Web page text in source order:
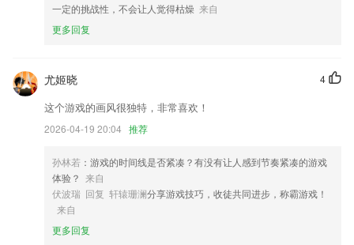
一定的挑战性，不会让人觉得枯燥 来自
更多回复
4
尤姬晓
这个游戏的画风很独特，非常喜欢！
2026-04-19 20:04 推荐
孙林若 ：游戏的时间线是否紧凑？有没有让人感到节奏紧凑的游戏
体验？ 来自
伏波瑞 回复 轩辕珊澜分享游戏技巧，收徒共同进步，称霸游戏！
来自
更多回复